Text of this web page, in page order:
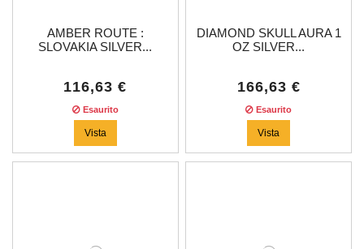
AMBER ROUTE :
SLOVAKIA SILVER...
116,63 €
Esaurito
Vista
DIAMOND SKULL AURA 1
OZ SILVER...
166,63 €
Esaurito
Vista